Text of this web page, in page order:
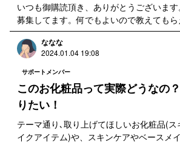
いつも御購読頂き、ありがとうございま
募集してます。何でもよいので教えてもら
ななな
2024.01.04 19:08
サポートメンバー
このお化粧品って実際どうなの
りたい！
テーマ通り､取り上げてほしいお化粧品(
イクアイテム)や、スキンケアやベースメ